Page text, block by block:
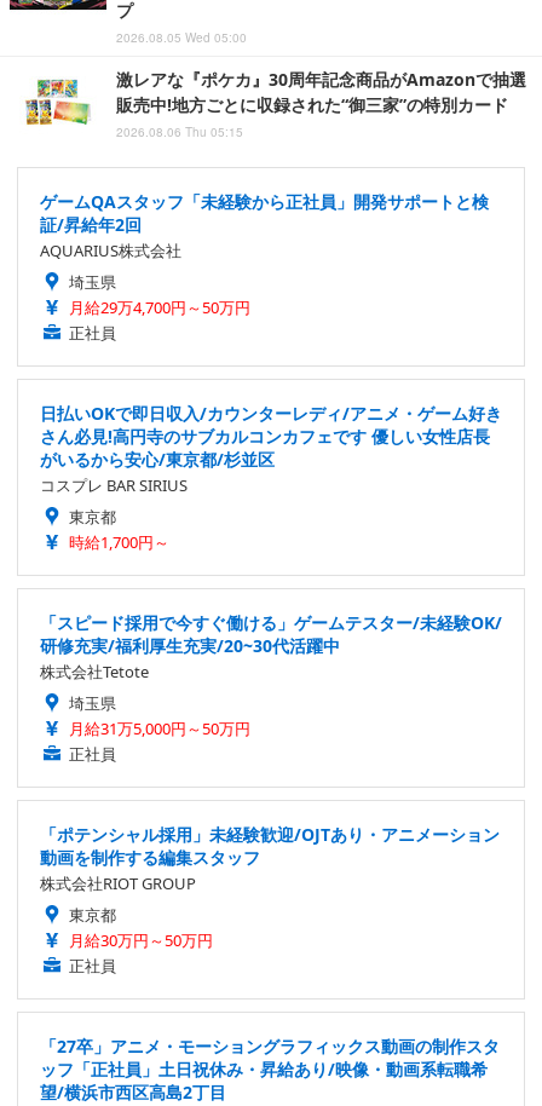
プ
2026.08.05 Wed 05:00
激レアな『ポケカ』30周年記念商品がAmazonで抽選
販売中!地方ごとに収録された“御三家”の特別カード
2026.08.06 Thu 05:15
ゲームQAスタッフ「未経験から正社員」開発サポートと検
証/昇給年2回
AQUARIUS株式会社
埼玉県
月給29万4,700円～50万円
正社員
日払いOKで即日収入/カウンターレディ/アニメ・ゲーム好き
さん必見!高円寺のサブカルコンカフェです 優しい女性店長
がいるから安心/東京都/杉並区
コスプレ BAR SIRIUS
東京都
時給1,700円～
「スピード採用で今すぐ働ける」ゲームテスター/未経験OK/
研修充実/福利厚生充実/20~30代活躍中
株式会社Tetote
埼玉県
月給31万5,000円～50万円
正社員
「ポテンシャル採用」未経験歓迎/OJTあり・アニメーション
動画を制作する編集スタッフ
株式会社RIOT GROUP
東京都
月給30万円～50万円
正社員
「27卒」アニメ・モーショングラフィックス動画の制作スタ
ッフ「正社員」土日祝休み・昇給あり/映像・動画系転職希
望/横浜市西区高島2丁目